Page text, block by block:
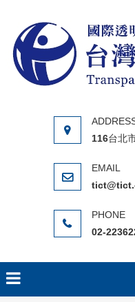
116台北
02-